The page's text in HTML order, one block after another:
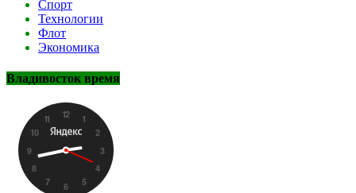
Спорт
Технологии
Флот
Экономика
Владивосток время